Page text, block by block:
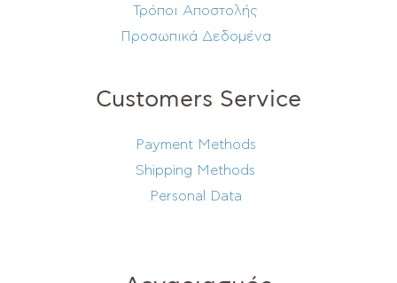
Τρόποι Αποστολής
Προσωπικά Δεδομένα
Customers Service
Payment Methods
Shipping Methods
Personal Data